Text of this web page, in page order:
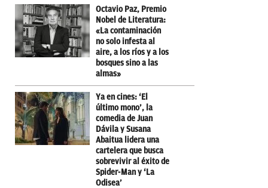
Octavio Paz, Premio
Nobel de Literatura:
«La contaminación
no solo infesta al
aire, a los ríos y a los
bosques sino a las
almas»
Ya en cines: ‘El
último mono’, la
comedia de Juan
Dávila y Susana
Abaitua lidera una
cartelera que busca
sobrevivir al éxito de
Spider-Man y ‘La
Odisea’